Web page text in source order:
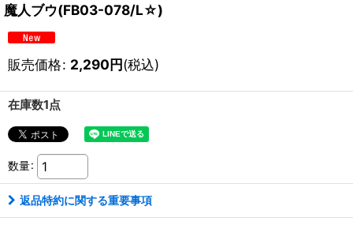
魔人ブウ(FB03-078/L☆)
販売価格: 2,290円(税込)
在庫数1点
数量:
返品特約に関する重要事項